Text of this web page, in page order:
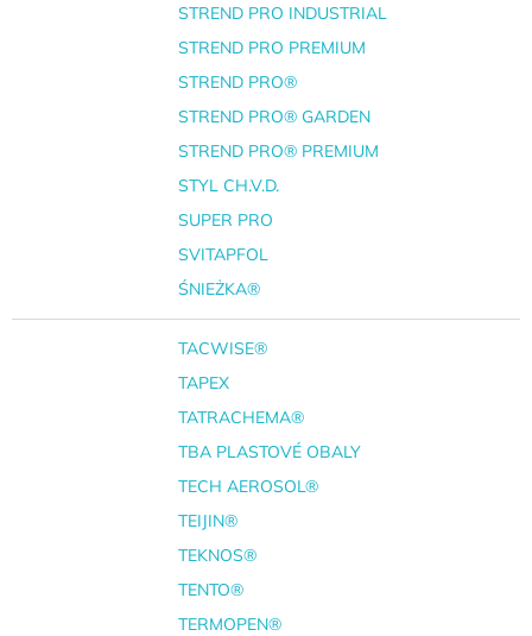
STREND PRO INDUSTRIAL
STREND PRO PREMIUM
STREND PRO®
STREND PRO® GARDEN
STREND PRO® PREMIUM
STYL CH.V.D.
SUPER PRO
SVITAPFOL
ŚNIEŻKA®
TACWISE®
TAPEX
TATRACHEMA®
TBA PLASTOVÉ OBALY
TECH AEROSOL®
TEIJIN®
TEKNOS®
TENTO®
TERMOPEN®